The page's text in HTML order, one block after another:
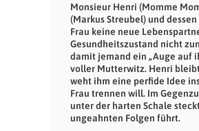
Monsieur Henri (Momme
(Markus Streubel) und
Frau keine neue
Gesundheitszustand nicht
damit jemand ein „Auge auf
voller Mutterwitz. Henri
weht ihm eine perfide Idee
Frau trennen will. Im
unter der harten Schale
ungeahnten Folgen führt.